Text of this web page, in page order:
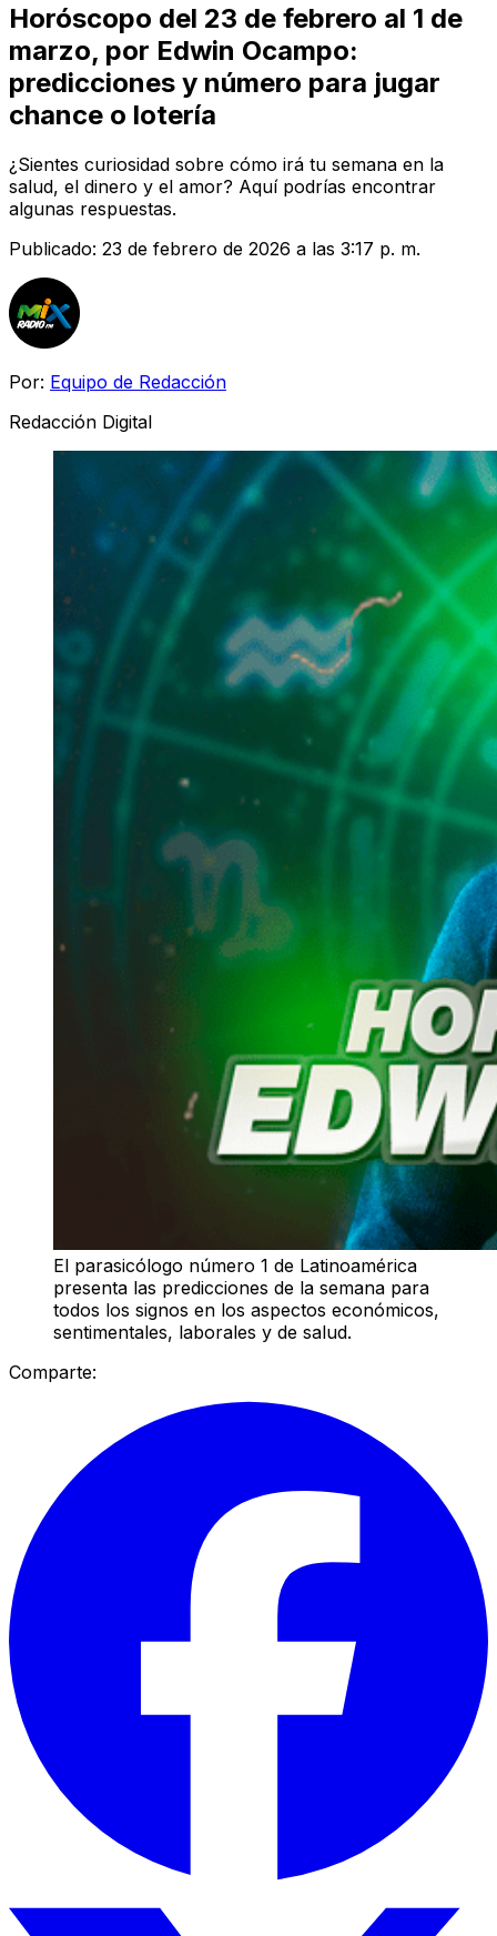
Horóscopo del 23 de febrero al 1 de
marzo, por Edwin Ocampo:
predicciones y número para jugar
chance o lotería
¿Sientes curiosidad sobre cómo irá tu semana en la
salud, el dinero y el amor? Aquí podrías encontrar
algunas respuestas.
Publicado: 23 de febrero de 2026 a las 3:17 p. m.
Por: Equipo de Redacción
Redacción Digital
El parasicólogo número 1 de Latinoamérica
presenta las predicciones de la semana para
todos los signos en los aspectos económicos,
sentimentales, laborales y de salud.
Comparte: